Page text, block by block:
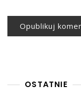
OSTATNIE